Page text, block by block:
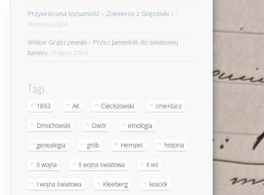
Przywrócona tożsamość – Żołnierze z Gręzówki 31
sierpnia 2024
Wiktor Grąbczewski – Przez Jamielnik do światowej
kariery 28 lipca 2024
Tagi
1863 AK Cieciszowski cmentarz
Dmochowski Dwór etnologia
genealogia grób Hempel historia
II wojna II wojna światowa II wś
I wojna światowa Kleeberg kościół